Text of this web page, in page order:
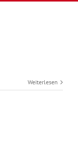
Weiterlesen